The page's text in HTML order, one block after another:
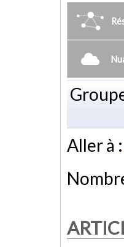
Aller à :